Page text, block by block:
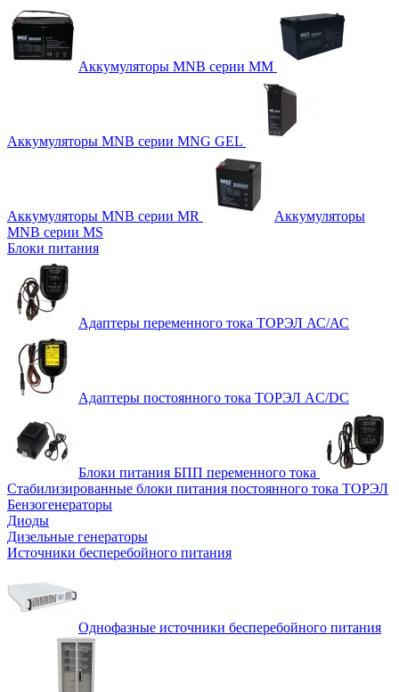
Аккумуляторы MNB серии MM
Аккумуляторы MNB серии MNG GEL
Аккумуляторы MNB серии MR
Аккумуляторы
MNB серии MS
Блоки питания
Адаптеры переменного тока ТОРЭЛ АС/АС
Адаптеры постоянного тока ТОРЭЛ AC/DC
Блоки питания БПП переменного тока
Стабилизированные блоки питания постоянного тока ТОРЭЛ
Бензогенераторы
Диоды
Дизельные генераторы
Источники бесперебойного питания
Однофазные источники бесперебойного питания